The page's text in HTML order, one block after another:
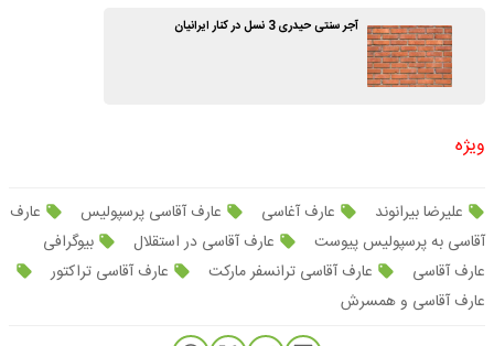
آجر سنتی حیدری 3 نسل در کنار ایرانیان
ویژه
علیرضا بیرانوند عارف آغاسی عارف آقاسی پرسپولیس
عارف
آقاسی به پرسپولیس پیوست
عارف آقاسی در استقلال
بیوگرافی
عارف آقاسی
عارف آقاسی ترانسفر مارکت
عارف آقاسی تراکتور
عارف آقاسی و همسرش